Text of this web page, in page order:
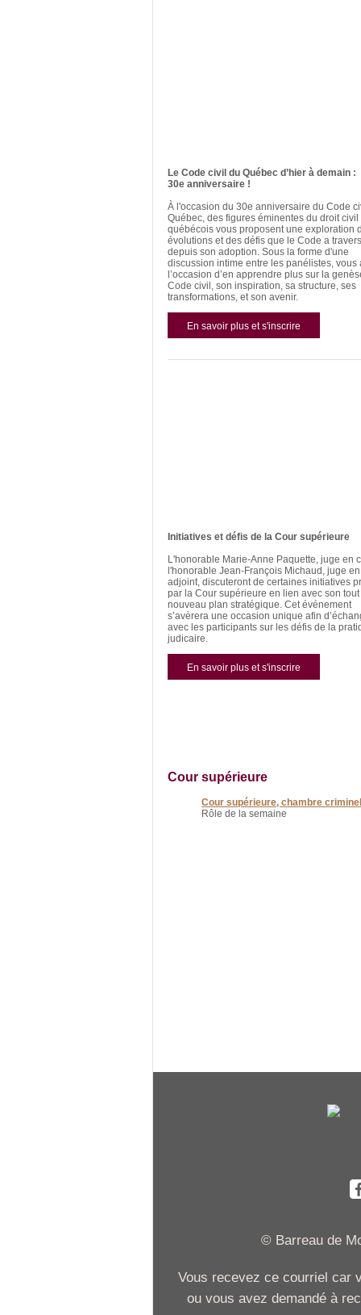
Le Code civil du Québec d’hier à demain :
30e anniversaire !
À l'occasion du 30e anniversaire du Code
Québec, des figures éminentes du droit civil
québécois vous proposent une exploration
évolutions et des défis que le Code a
depuis son adoption. Sous la forme d'une
discussion intime entre les panélistes, vous
l’occasion d’en apprendre plus sur la
Code civil, son inspiration, sa structure, ses
transformations, et son avenir.
En savoir plus et s'inscrire
Initiatives et défis de la Cour supérieure
L'honorable Marie-Anne Paquette, juge en
l'honorable Jean-François Michaud, juge
adjoint, discuteront de certaines initiatives
par la Cour supérieure en lien avec son tout
nouveau plan stratégique. Cet événement
s’avèrera une occasion unique afin
avec les participants sur les défis de la
judicaire.
En savoir plus et s'inscrire
Cour supérieure
Cour supérieure, chambre
Rôle de la semaine
© Barreau de
Vous recevez ce courriel car
ou vous avez demandé à